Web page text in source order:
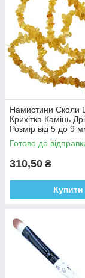
Намистини Сколи
Крихітка Камінь
Розмір від 5 до 9
Фурнітура Біжутерія
Готово до
310,50 ₴
Купити